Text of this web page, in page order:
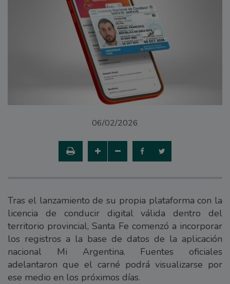
06/02/2026
Tras el lanzamiento de su propia plataforma con la
licencia de conducir digital válida dentro del
territorio provincial, Santa Fe comenzó a incorporar
los registros a la base de datos de la aplicación
nacional Mi Argentina. Fuentes oficiales
adelantaron que el carné podrá visualizarse por
ese medio en los próximos días.